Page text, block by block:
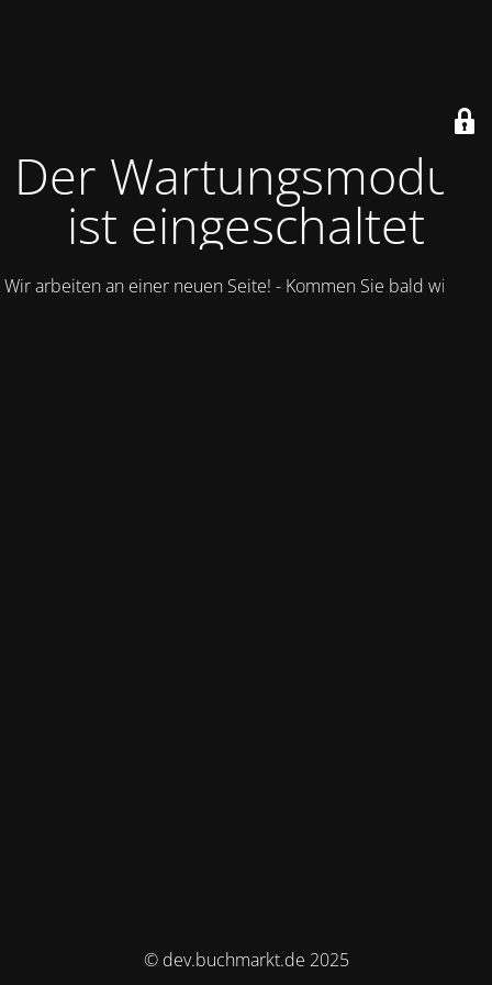
Der Wartungsmodus
ist eingeschaltet
Wir arbeiten an einer neuen Seite! - Kommen Sie bald wieder.
© dev.buchmarkt.de 2025